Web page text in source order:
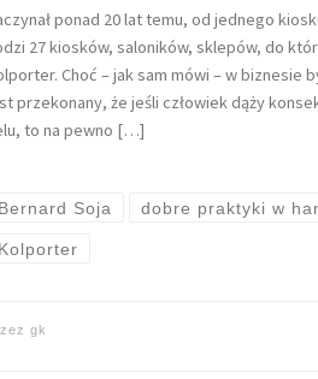
ponad 20 lat temu, od jednego
27 kiosków, saloników, sklepów, do
Choć – jak sam mówi – w biznesie
przekonany, że jeśli człowiek dąży
to na pewno […]
Bernard Soja dobre praktyki w
Kolporter
gk